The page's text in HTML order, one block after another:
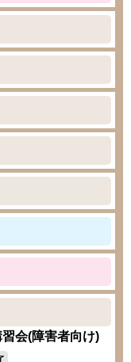
会(障害者向け)